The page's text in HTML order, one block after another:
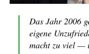
Das Jahr 2006
eigene
macht zu viel —